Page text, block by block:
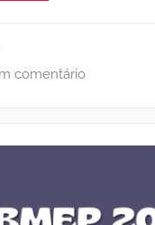
comentário